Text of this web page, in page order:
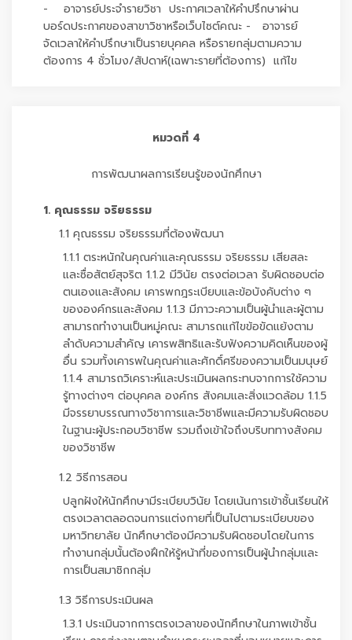
- อาจารย์ประจำรายวิชา ประกาศเวลาให้คำปรึกษาผ่าน
บอร์ดประกาศของสาขาวิชาหรือเว็บไซต์คณะ - อาจารย์
จัดเวลาให้คำปรึกษาเป็นรายบุคคล หรือรายกลุ่มตามความ
ต้องการ 4 ชั่วโมง/สัปดาห์(เฉพาะรายที่ต้องการ) แก้ไข
หมวดที่ 4
การพัฒนาผลการเรียนรู้ของนักศึกษา
1. คุณธรรม จริยธรรม
1.1 คุณธรรม จริยธรรมที่ต้องพัฒนา
1.1.1 ตระหนักในคุณค่าและคุณธรรม จริยธรรม เสียสละ
และซื่อสัตย์สุจริต 1.1.2 มีวินัย ตรงต่อเวลา รับผิดชอบต่อ
ตนเองและสังคม เคารพกฎระเบียบและข้อบังคับต่าง ๆ
ขององค์กรและสังคม 1.1.3 มีภาวะความเป็นผู้นำและผู้ตาม
สามารถทำงานเป็นหมู่คณะ สามารถแก้ไขข้อขัดแย้งตาม
ลำดับความสำคัญ เคารพสิทธิและรับฟังความคิดเห็นของผู้
อื่น รวมทั้งเคารพในคุณค่าและศักดิ์ศรีของความเป็นมนุษย์
1.1.4 สามารถวิเคราะห์และประเมินผลกระทบจากการใช้ความ
รู้ทางต่างๆ ต่อบุคคล องค์กร สังคมและสิ่งแวดล้อม 1.1.5
มีจรรยาบรรณทางวิชาการและวิชาชีพและมีความรับผิดชอบ
ในฐานะผู้ประกอบวิชาชีพ รวมถึงเข้าใจถึงบริบททางสังคม
ของวิชาชีพ
1.2 วิธีการสอน
ปลูกฝังให้นักศึกษามีระเบียบวินัย โดยเน้นการเข้าชั้นเรียนให้
ตรงเวลาตลอดจนการแต่งกายที่เป็นไปตามระเบียบของ
มหาวิทยาลัย นักศึกษาต้องมีความรับผิดชอบโดยในการ
ทำงานกลุ่มนั้นต้องฝึกให้รู้หน้าที่ของการเป็นผู้นำกลุ่มและ
การเป็นสมาชิกกลุ่ม
1.3 วิธีการประเมินผล
1.3.1 ประเมินจากการตรงเวลาของนักศึกษาในภาพเข้าชั้น